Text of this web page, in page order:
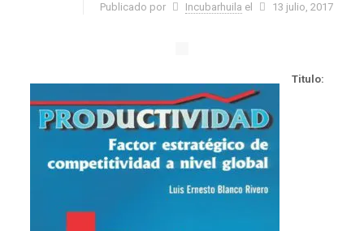
Publicado por Incubarhuila el 13 julio, 2017
Titulo: